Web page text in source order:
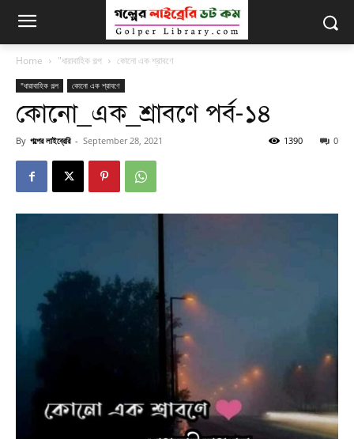
Home "ধারাবাহিক গল্প কোনো এক শ্রাবণে
"ধারাবাহিক গল্প কোনো এক শ্রাবণে
কোনো_এক_শ্রাবণে পর্ব-১৪
By গল্পের লাইব্রেরি - September 28, 2021 0
1390